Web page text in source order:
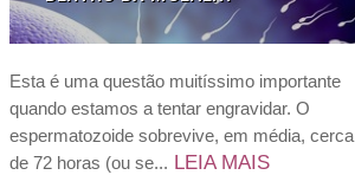
Esta é uma questão muitíssimo importante
quando estamos a tentar engravidar. O
espermatozoide sobrevive, em média, cerca
de 72 horas (ou se... LEIA MAIS